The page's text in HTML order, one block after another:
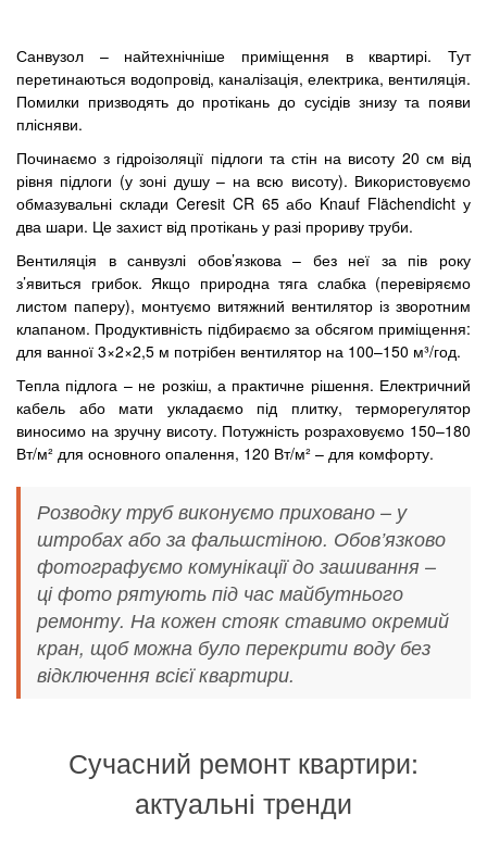
Санвузол – найтехнічніше приміщення в квартирі. Тут
перетинаються водопровід, каналізація, електрика, вентиляція.
Помилки призводять до протікань до сусідів знизу та появи
плісняви.
Починаємо з гідроізоляції підлоги та стін на висоту 20 см від
рівня підлоги (у зоні душу – на всю висоту). Використовуємо
обмазувальні склади Ceresit CR 65 або Knauf Flächendicht у
два шари. Це захист від протікань у разі прориву труби.
Вентиляція в санвузлі обов’язкова – без неї за пів року
з’явиться грибок. Якщо природна тяга слабка (перевіряємо
листом паперу), монтуємо витяжний вентилятор із зворотним
клапаном. Продуктивність підбираємо за обсягом приміщення:
для ванної 3×2×2,5 м потрібен вентилятор на 100–150 м³/год.
Тепла підлога – не розкіш, а практичне рішення. Електричний
кабель або мати укладаємо під плитку, терморегулятор
виносимо на зручну висоту. Потужність розраховуємо 150–180
Вт/м² для основного опалення, 120 Вт/м² – для комфорту.
Розводку труб виконуємо приховано – у
штробах або за фальшстіною. Обов’язково
фотографуємо комунікації до зашивання –
ці фото рятують під час майбутнього
ремонту. На кожен стояк ставимо окремий
кран, щоб можна було перекрити воду без
відключення всієї квартири.
Сучасний ремонт квартири:
актуальні тренди